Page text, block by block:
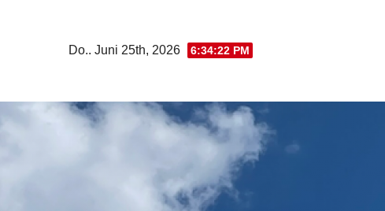
Do.. Juni 25th, 2026 6:34:23 PM